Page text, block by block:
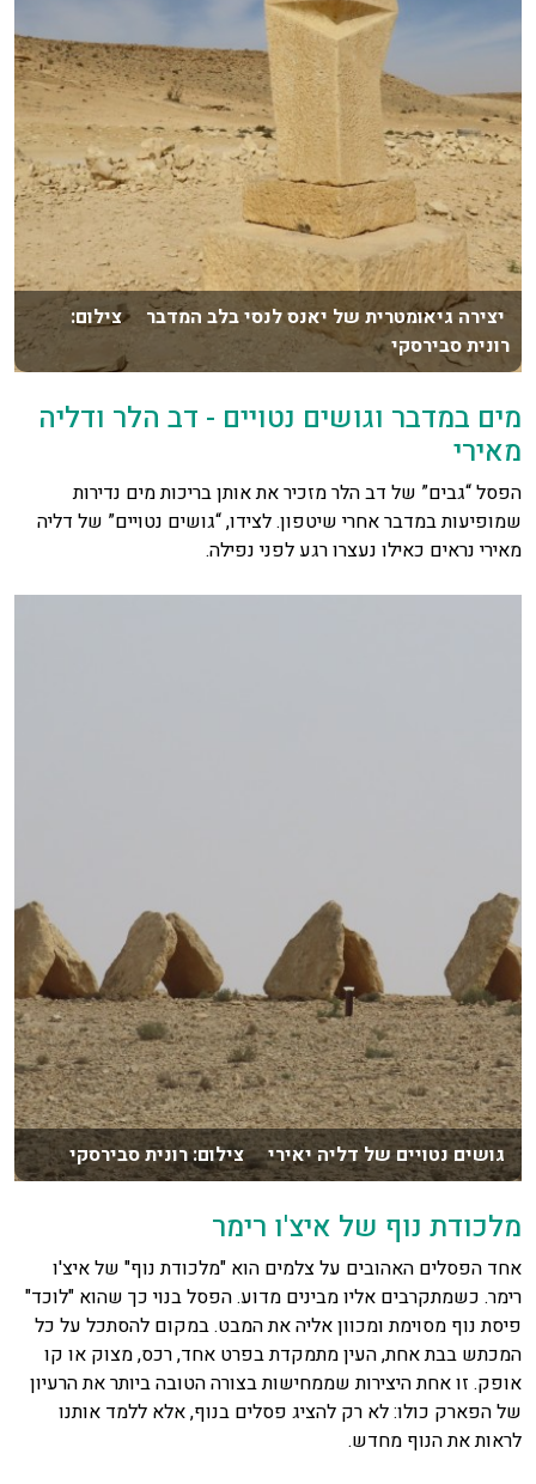
יצירה גיאומטרית של יאנס לנסי בלב המדבר צילום:
רונית סבירסקי
מים במדבר וגושים נטויים - דב הלר ודליה
מאירי
הפסל “גבים” של דב הלר מזכיר את אותן בריכות מים נדירות
שמופיעות במדבר אחרי שיטפון. לצידו, “גושים נטויים” של דליה
מאירי נראים כאילו נעצרו רגע לפני נפילה.
גושים נטויים של דליה יאירי צילום: רונית סבירסקי
מלכודת נוף של איצ'ו רימר
אחד הפסלים האהובים על צלמים הוא "מלכודת נוף" של איצ'ו
רימר. כשמתקרבים אליו מבינים מדוע. הפסל בנוי כך שהוא "לוכד"
פיסת נוף מסוימת ומכוון אליה את המבט. במקום להסתכל על כל
המכתש בבת אחת, העין מתמקדת בפרט אחד, רכס, מצוק או קו
אופק. זו אחת היצירות שממחישות בצורה הטובה ביותר את הרעיון
של הפארק כולו: לא רק להציג פסלים בנוף, אלא ללמד אותנו
לראות את הנוף מחדש.